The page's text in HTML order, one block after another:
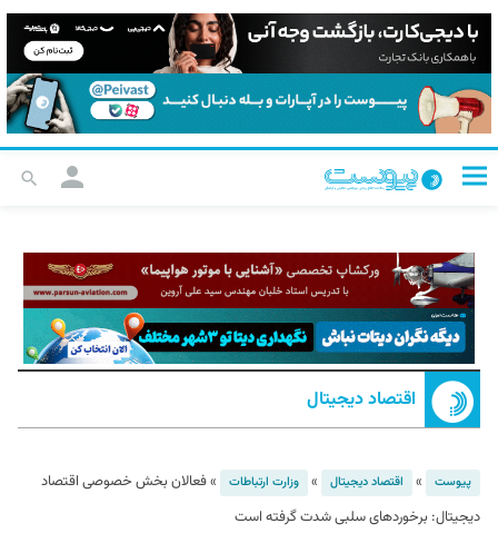
اقتصاد دیجیتال
پیوست » اقتصاد دیجیتال » وزارت ارتباطات »فعالان بخش خصوصی اقتصاد
دیجیتال: برخوردهای سلبی شدت گرفته است